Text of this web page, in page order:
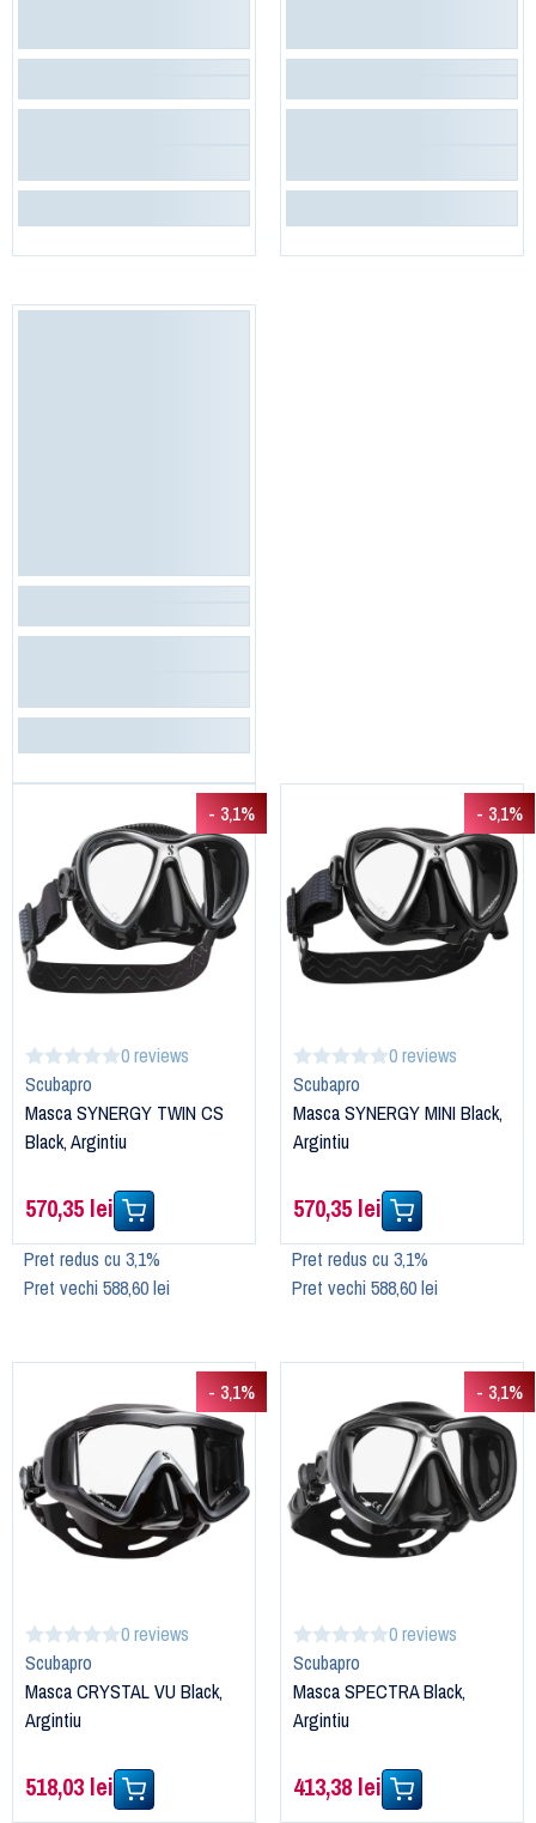
- 3,1%
0 reviews
Scubapro
Masca SYNERGY TWIN CS
Black, Argintiu
570,35 lei
Pret redus cu 3,1%
Pret vechi 588,60 lei
- 3,1%
0 reviews
Scubapro
Masca SYNERGY MINI Black,
Argintiu
570,35 lei
Pret redus cu 3,1%
Pret vechi 588,60 lei
- 3,1%
0 reviews
Scubapro
Masca CRYSTAL VU Black,
Argintiu
518,03 lei
- 3,1%
0 reviews
Scubapro
Masca SPECTRA Black,
Argintiu
413,38 lei